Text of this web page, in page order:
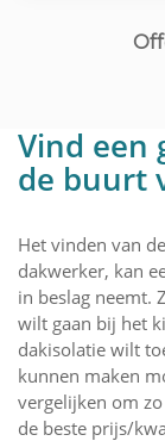
Vind een
de buurt
Het vinden van
dakwerker, kan
in beslag neemt.
wilt gaan bij het
dakisolatie wilt
kunnen maken
vergelijken om
de beste prijs/